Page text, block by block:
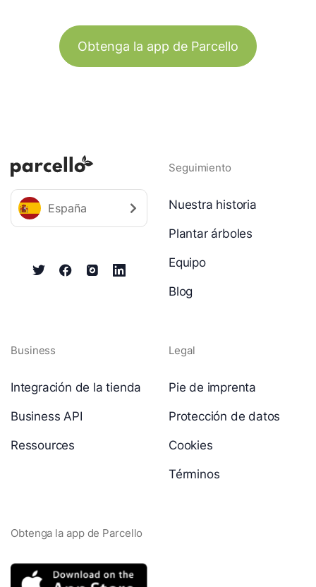
Obtenga la app de Parcello
España
Seguimiento
Nuestra historia
Plantar árboles
Equipo
Blog
Business
Integración de la tienda
Business API
Ressources
Legal
Pie de imprenta
Protección de datos
Cookies
Términos
Obtenga la app de Parcello